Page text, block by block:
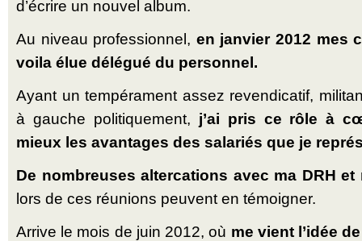
d’écrire un nouvel album.
Au niveau professionnel, en janvier 2012 mes
voila élue délégué du personnel.
Ayant un tempérament assez revendicatif,
à gauche politiquement, j’ai pris ce rôle à
mieux les avantages des salariés que je
De nombreuses altercations avec ma DRH et
lors de ces réunions peuvent en témoigner.
Arrive le mois de juin 2012, où me vient l’idée